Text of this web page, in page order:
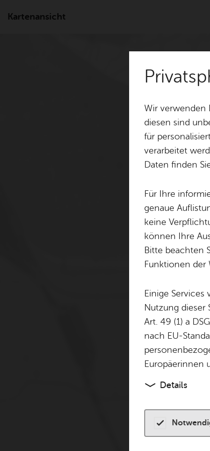
Kartenansicht
Cookie-Hinweis
Zum Laden dieser
andere Tracking-
Cookies
Wir verwenden
diesen sind
für
verarbeitet
Daten finden
Für Ihre
genaue
keine
können Ihre
Bitte beachten
Funktionen der
Einige
Nutzung dieser
Art. 49 (1) a
nach EU-
Europäerinnen
Details